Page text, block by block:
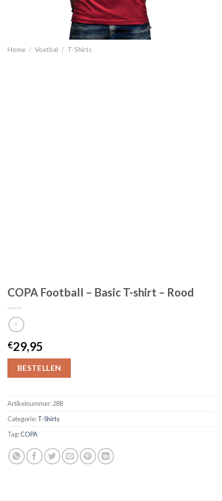
Home / Voetbal / T-Shirts
COPA Football – Basic T-shirt – Rood
€29,95
BESTELLEN
Artikelnummer:288
Categorie:T-Shirts
Tag:COPA